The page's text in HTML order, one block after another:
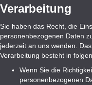
Verarbeitung
Sie haben das Recht, die
personenbezogenen Daten
jederzeit an uns wenden.
Verarbeitung besteht in
Wenn Sie die
personenbezogenen